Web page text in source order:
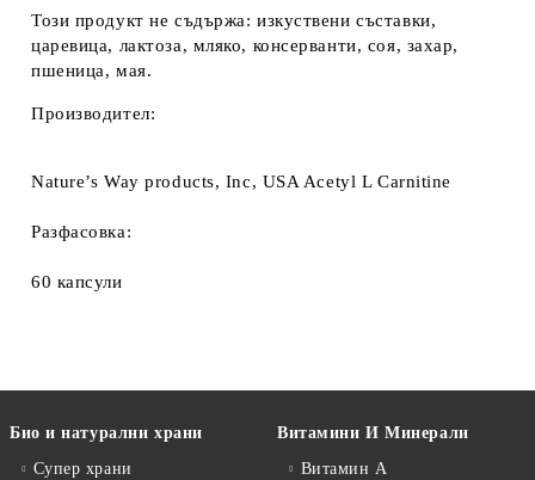
Този продукт не съдържа: изкуствени съставки,
царевица, лактоза, мляко, консерванти, соя, захар,
пшеница, мая.
Производител:
Nature’s Way products, Inc, USA Acetyl L Carnitine
Разфасовка:
60 капсули
Био и натурални храни
Супер храни
Витамини И Минерали
Витамин А